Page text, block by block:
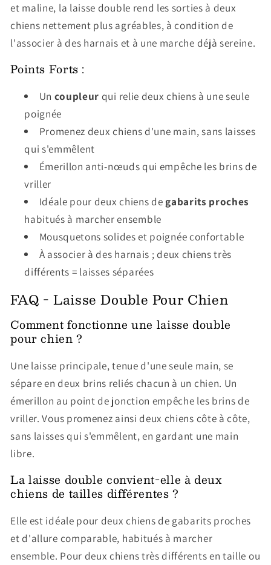
et maline, la laisse double rend les sorties à deux
chiens nettement plus agréables, à condition de
l'associer à des harnais et à une marche déjà sereine.
Points Forts :
Un coupleur qui relie deux chiens à une seule
poignée
Promenez deux chiens d'une main, sans laisses
qui s'emmêlent
Émerillon anti-nœuds qui empêche les brins de
vriller
Idéale pour deux chiens de gabarits proches
habitués à marcher ensemble
Mousquetons solides et poignée confortable
À associer à des harnais ; deux chiens très
différents = laisses séparées
FAQ - Laisse Double Pour Chien
Comment fonctionne une laisse double
pour chien ?
Une laisse principale, tenue d'une seule main, se
sépare en deux brins reliés chacun à un chien. Un
émerillon au point de jonction empêche les brins de
vriller. Vous promenez ainsi deux chiens côte à côte,
sans laisses qui s'emmêlent, en gardant une main
libre.
La laisse double convient-elle à deux
chiens de tailles différentes ?
Elle est idéale pour deux chiens de gabarits proches
et d'allure comparable, habitués à marcher
ensemble. Pour deux chiens très différents en taille ou